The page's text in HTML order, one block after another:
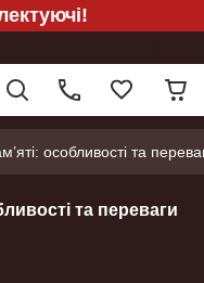
особливості та
та переваги